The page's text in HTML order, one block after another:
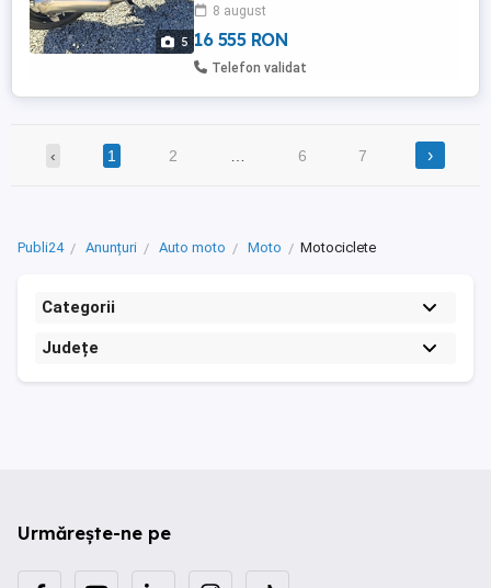
5
voltmetru, încălzire manșoane, parbriz
înălțat, ...
8 august
16 555 RON
Telefon validat
‹ 1 2 6 7 ›
Publi24 Anunțuri Auto moto Moto Motociclete
Categorii
Județe
Urmărește-ne pe